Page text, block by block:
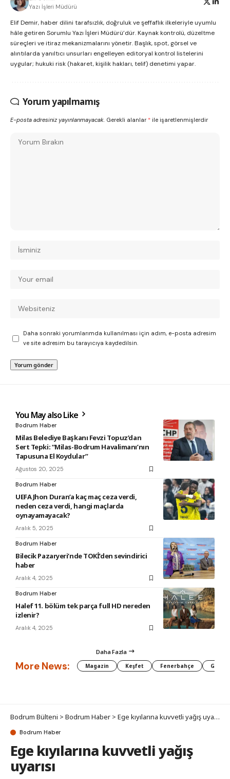
Yazı İşleri Müdürü
Elif Demir, haber dilini tarafsızlık, doğruluk ve şeffaflık ilkeleriyle uyumlu
hâle getiren Sorumlu Yazı İşleri Müdürü’dür. Kaynak kontrolü, düzeltme
süreçleri ve itiraz mekanizmalarını yönetir. Başlık, spot, görsel ve
alıntılarda yanıltıcı unsurları engelleyen editoryal kontrol listelerini
uygular; hukuki risk (hakaret, kişilik hakları, telif) denetimi yapar.
Yorum yapılmamış
E-posta adresiniz yayınlanmayacak. Gerekli alanlar * ile işaretlenmişlerdir
Daha sonraki yorumlarımda kullanılması için adım, e-posta adresim
ve site adresim bu tarayıcıya kaydedilsin.
You May also Like
Bodrum Haber
Milas Belediye Başkanı Fevzi Topuz’dan
Sert Tepki: “Milas-Bodrum Havalimanı’nın
Tapusuna El Koydular”
Ağustos 20, 2025
Bodrum Haber
UEFA Jhon Duran’a kaç maç ceza verdi,
neden ceza verdi, hangi maçlarda
oynayamayacak?
Aralık 5, 2025
Bodrum Haber
Bilecik Pazaryeri’nde TOKİ’den sevindirici
haber
Aralık 4, 2025
Bodrum Haber
Halef 11. bölüm tek parça full HD nereden
izlenir?
Aralık 4, 2025
Daha Fazla
More News: Magazin Keşfet Fenerbahçe
Bodrum Bülteni > Bodrum Haber > Ege kıyılarına kuvvetli yağış uyarısı
Bodrum Haber
Ege kıyılarına kuvvetli yağış
uyarısı